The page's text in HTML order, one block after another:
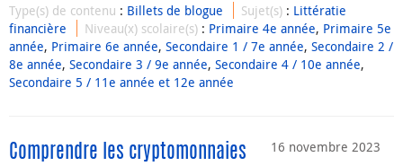
Type(s) de contenu : Billets de blogue Sujet(s) : Littératie
financière
Niveau(x) scolaire(s) : Primaire 4e année, Primaire 5e
année, Primaire 6e année, Secondaire 1 / 7e année, Secondaire 2 /
8e année, Secondaire 3 / 9e année, Secondaire 4 / 10e année,
Secondaire 5 / 11e année et 12e année
16 novembre 2023
Comprendre les cryptomonnaies